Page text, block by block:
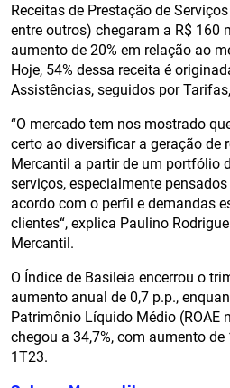
Receitas de Prestação de
entre outros) chegaram a R$ 160
aumento de 20% em relação ao
Hoje, 54% dessa receita é
Assistências, seguidos por
“O mercado tem nos mostrado
certo ao diversificar a geração de
Mercantil a partir de um portfólio
serviços, especialmente
acordo com o perfil e demandas
clientes“, explica Paulino
Mercantil.
O Índice de Basileia encerrou o
aumento anual de 0,7 p.p.,
Patrimônio Líquido Médio (ROAE
chegou a 34,7%, com aumento
1T23.